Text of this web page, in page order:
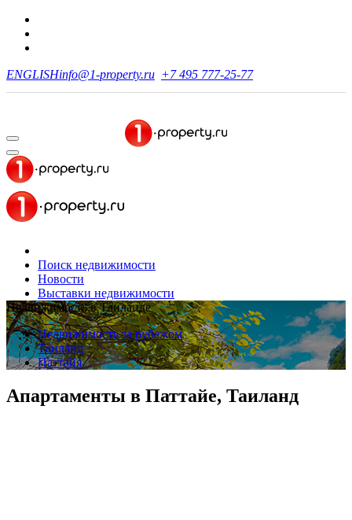
ENGLISHinfo@1-property.ru +7 495 777-25-77
Поиск недвижимости
Новости
Выставки недвижимости
Недвижимость в Таиланде
Недвижимость за рубежом
Таиланд
Паттайя
Апартаменты в Паттайе, Таиланд